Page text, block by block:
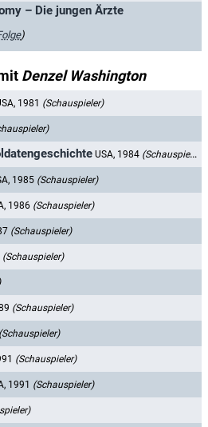
– Die jungen Ärzte
)
Denzel Washington
1981 (Schauspieler)
USA, 1984 (Schauspieler)
1985 (Schauspieler)
1986 (Schauspieler)
(Schauspieler)
(Schauspieler)
(Schauspieler)
(Schauspieler)
(Schauspieler)
1991 (Schauspieler)